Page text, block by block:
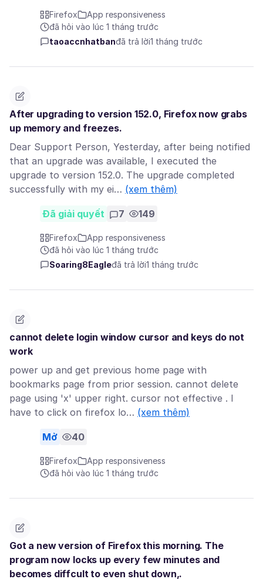
Firefox
App responsiveness
đã hỏi vào lúc 1 tháng trước
taoaccnhatbanđã trả lời1 tháng trước
After upgrading to version 152.0, Firefox now grabs
up memory and freezes.
Dear Support Person, Yesterday, after being notified
that an upgrade was available, I executed the
upgrade to version 152.0. The upgrade completed
successfully with my ei… (xem thêm)
Đã giải quyết 7 149
Firefox
App responsiveness
đã hỏi vào lúc 1 tháng trước
Soaring8Eagleđã trả lời1 tháng trước
cannot delete login window cursor and keys do not
work
power up and get previous home page with
bookmarks page from prior session. cannot delete
page using 'x' upper right. cursor not effective . I
have to click on firefox lo… (xem thêm)
Mở 40
Firefox
App responsiveness
đã hỏi vào lúc 1 tháng trước
Got a new version of Firefox this morning. The
program now locks up every few minutes and
becomes diffcult to even shut down,.